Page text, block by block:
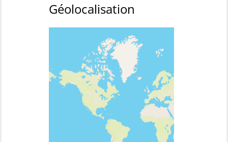
Géolocalisation